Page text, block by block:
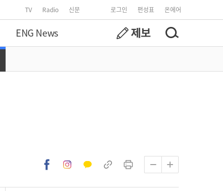
TV Radio 신문 로그인 편성표 온에어
ENG News